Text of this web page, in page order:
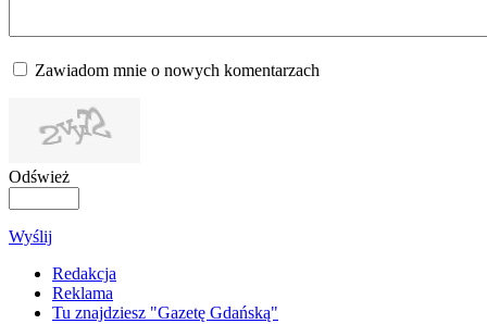
Zawiadom mnie o nowych komentarzach
Odśwież
Wyślij
Redakcja
Reklama
Tu znajdziesz "Gazetę Gdańską"